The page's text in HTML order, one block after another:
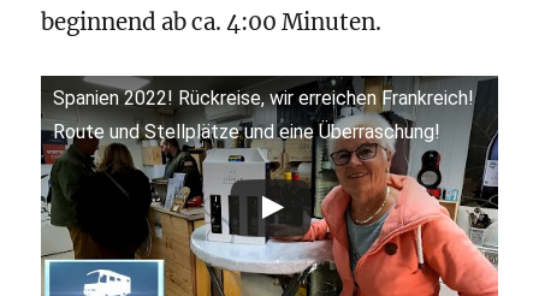
beginnend ab ca. 4:00 Minuten.
Spanien 2022! Rückreise, wir erreichen Frankreich!
Route und Stellplätze und eine Überraschung!